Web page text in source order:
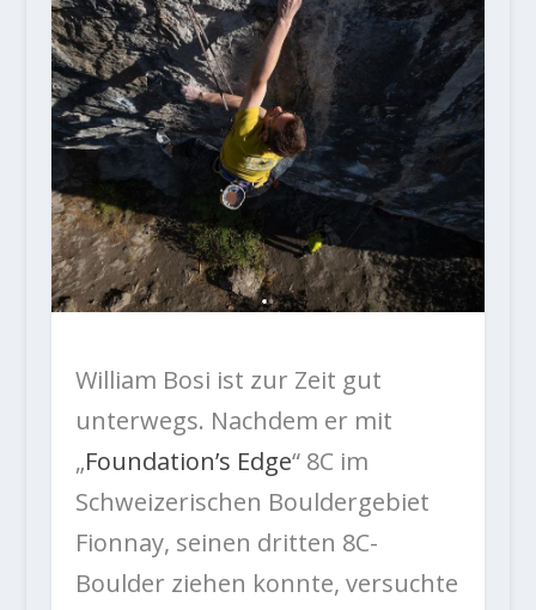
William Bosi ist zur Zeit gut
unterwegs. Nachdem er mit
„Foundation’s Edge“ 8C im
Schweizerischen Bouldergebiet
Fionnay, seinen dritten 8C-
Boulder ziehen konnte, versuchte